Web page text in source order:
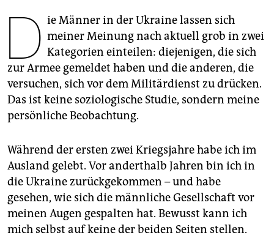
genossenschaft
epaper login
D ie Männer in der Ukraine lassen sich
meiner Meinung nach aktuell grob in zwei
Kategorien einteilen: diejenigen, die sich
zur Armee gemeldet haben und die anderen, die
versuchen, sich vor dem Militärdienst zu drücken.
Das ist keine soziologische Studie, sondern meine
persönliche Beobachtung.
Während der ersten zwei Kriegsjahre habe ich im
Ausland gelebt. Vor anderthalb Jahren bin ich in
die Ukraine zurückgekommen – und habe
gesehen, wie sich die männliche Gesellschaft vor
meinen Augen gespalten hat. Bewusst kann ich
mich selbst auf keine der beiden Seiten stellen.